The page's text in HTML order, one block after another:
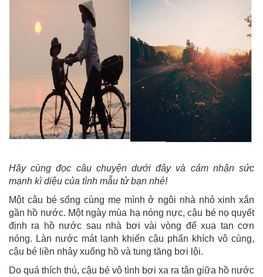
Hãy cùng đọc câu chuyện dưới đây và cảm nhận sức
mạnh kì diệu của tình mẫu tử bạn nhé!
Một câu bé sống cùng mẹ mình ở ngôi nhà nhỏ xinh xắn
gần hồ nước. Một ngày mùa hạ nóng nực, cậu bé nọ quyết
định ra hồ nước sau nhà bơi vài vòng để xua tan cơn
nóng. Làn nước mát lạnh khiến cậu phấn khích vô cùng,
cậu bé liền nhảy xuống hồ và tung tăng bơi lội.
Do quá thích thú, cậu bé vô tình bơi xa ra tận giữa hồ nước